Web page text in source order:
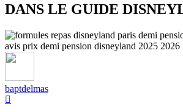
DANS LE GUIDE
baptdelmas